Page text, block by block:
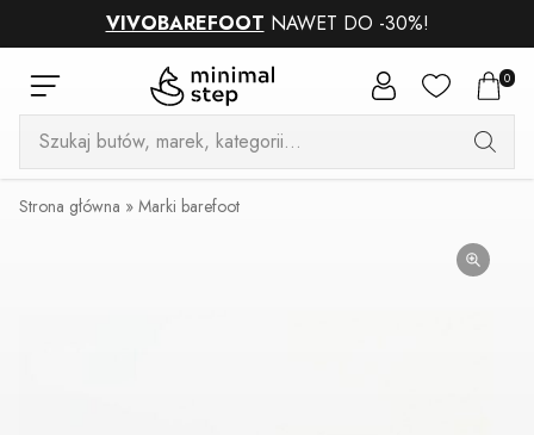
VIVOBAREFOOT NAWET DO -30%!
0
Wyszukiwarka
produktów
Strona główna » Marki barefoot